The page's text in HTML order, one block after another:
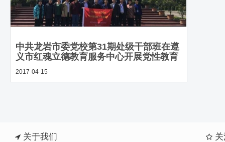
中共龙岩市委党校第31期处级干部班在遵
义市红魂立德教育服务中心开展党性教育
培训
2017-04-15
关于我们